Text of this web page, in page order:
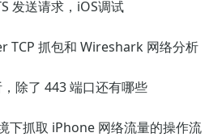
发送请求，iOS调试
TCP 抓包和 Wireshark 网络分析
除了 443 端口还有哪些
下抓取 iPhone 网络流量的操作流